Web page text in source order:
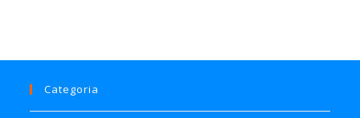
Categoria